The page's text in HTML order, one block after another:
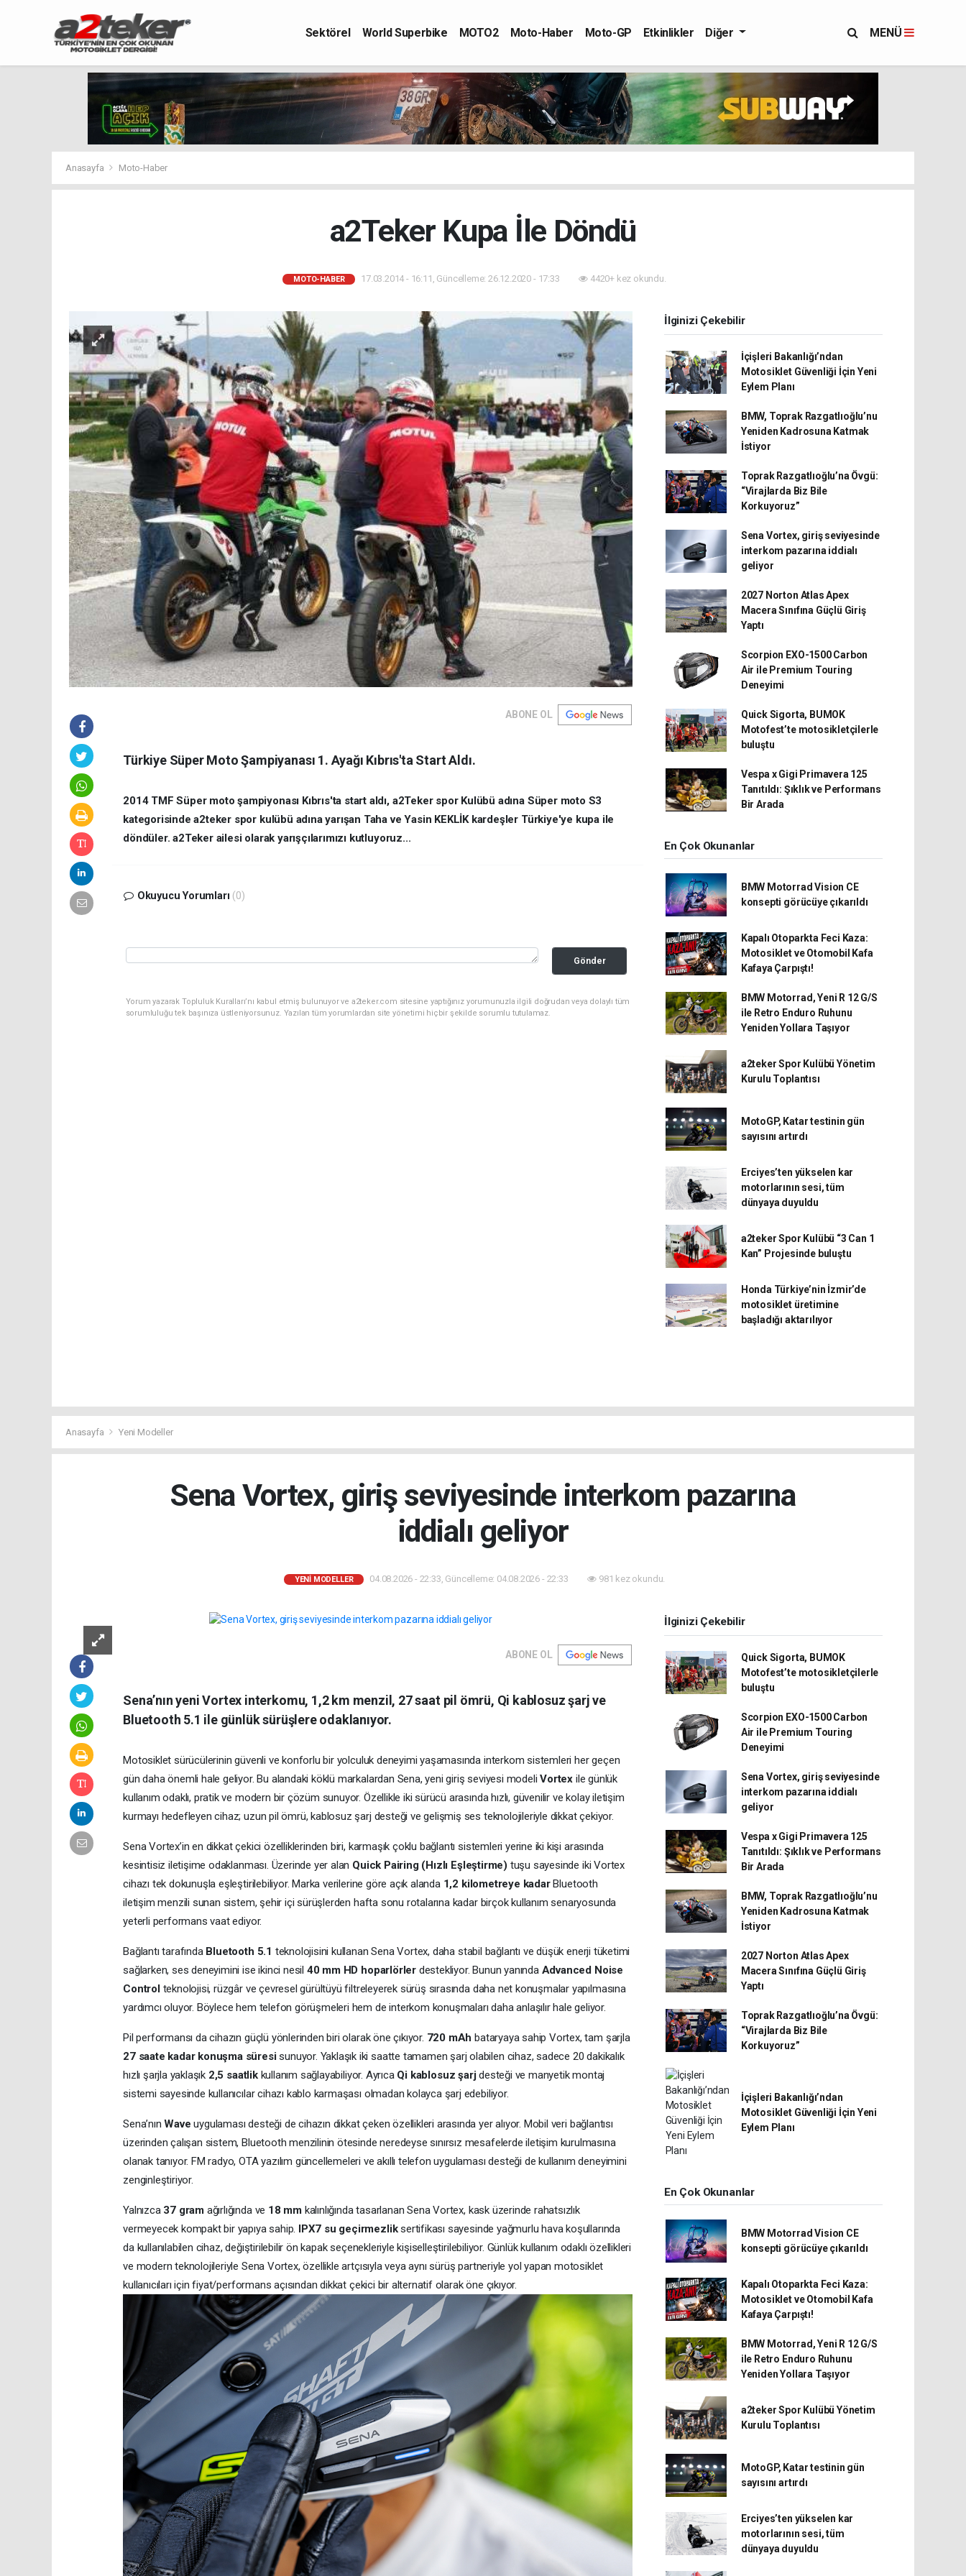
Sektörel World Superbike MOTO2 Moto-Haber Moto-GP Etkinlikler Diğer MENÜ
Anasayfa Moto-Haber
a2Teker Kupa İle Döndü
MOTO-HABER 17.03.2014 - 16:11, Güncelleme: 26.12.2020 - 17:33 4420+ kez okundu.
ABONE OL
Türkiye Süper Moto Şampiyanası 1. Ayağı Kıbrıs'ta Start Aldı.
2014 TMF Süper moto şampiyonası Kıbrıs'ta start aldı, a2Teker spor Kulübü adına Süper moto S3
kategorisinde a2teker spor kulübü adına yarışan Taha ve Yasin KEKLİK kardeşler Türkiye'ye kupa ile
döndüler. a2Teker ailesi olarak yarışçılarımızı kutluyoruz...
Okuyucu Yorumları (0)
Gönder
Yorum yazarak Topluluk Kuralları’nı kabul etmiş bulunuyor ve a2teker.com sitesine yaptığınız yorumunuzla ilgili doğrudan veya dolaylı tüm
sorumluluğu tek başınıza üstleniyorsunuz. Yazılan tüm yorumlardan site yönetimi hiçbir şekilde sorumlu tutulamaz.
İlginizi Çekebilir
İçişleri Bakanlığı’ndan
Motosiklet Güvenliği İçin Yeni
Eylem Planı
BMW, Toprak Razgatlıoğlu’nu
Yeniden Kadrosuna Katmak
İstiyor
Toprak Razgatlıoğlu’na Övgü:
“Virajlarda Biz Bile
Korkuyoruz”
Sena Vortex, giriş seviyesinde
interkom pazarına iddialı
geliyor
2027 Norton Atlas Apex
Macera Sınıfına Güçlü Giriş
Yaptı
Scorpion EXO-1500 Carbon
Air ile Premium Touring
Deneyimi
Quick Sigorta, BUMOK
Motofest’te motosikletçilerle
buluştu
Vespa x Gigi Primavera 125
Tanıtıldı: Şıklık ve Performans
Bir Arada
En Çok Okunanlar
BMW Motorrad Vision CE
konsepti görücüye çıkarıldı
Kapalı Otoparkta Feci Kaza:
Motosiklet ve Otomobil Kafa
Kafaya Çarpıştı!
BMW Motorrad, Yeni R 12 G/S
ile Retro Enduro Ruhunu
Yeniden Yollara Taşıyor
a2teker Spor Kulübü Yönetim
Kurulu Toplantısı
MotoGP, Katar testinin gün
sayısını artırdı
Erciyes’ten yükselen kar
motorlarının sesi, tüm
dünyaya duyuldu
a2teker Spor Kulübü “3 Can 1
Kan” Projesinde buluştu
Honda Türkiye’nin İzmir’de
motosiklet üretimine
başladığı aktarılıyor
Anasayfa Yeni Modeller
Sena Vortex, giriş seviyesinde interkom pazarına
iddialı geliyor
YENI MODELLER 04.08.2026 - 22:33, Güncelleme: 04.08.2026 - 22:33 981 kez okundu.
ABONE OL
Sena’nın yeni Vortex interkomu, 1,2 km menzil, 27 saat pil ömrü, Qi kablosuz şarj ve
Bluetooth 5.1 ile günlük sürüşlere odaklanıyor.
Motosiklet sürücülerinin güvenli ve konforlu bir yolculuk deneyimi yaşamasında interkom sistemleri her geçen
gün daha önemli hale geliyor. Bu alandaki köklü markalardan Sena, yeni giriş seviyesi modeliVortex ile günlük
kullanım odaklı, pratik ve modern bir çözüm sunuyor. Özellikle iki sürücü arasında hızlı, güvenilir ve kolay iletişim
kurmayı hedefleyen cihaz; uzun pil ömrü, kablosuz şarj desteği ve gelişmiş ses teknolojileriyle dikkat çekiyor.
Sena Vortex’in en dikkat çekici özelliklerinden biri, karmaşık çoklu bağlantı sistemleri yerine iki kişi arasında
kesintisiz iletişime odaklanması. Üzerinde yer alan Quick Pairing (Hızlı Eşleştirme) tuşu sayesinde iki Vortex
cihazı tek dokunuşla eşleştirilebiliyor. Marka verilerine göre açık alanda 1,2 kilometreye kadarBluetooth
iletişim menzili sunan sistem, şehir içi sürüşlerden hafta sonu rotalarına kadar birçok kullanım senaryosunda
yeterli performans vaat ediyor.
Bağlantı tarafında Bluetooth 5.1 teknolojisini kullanan Sena Vortex, daha stabil bağlantı ve düşük enerji tüketimi
sağlarken, ses deneyimini ise ikinci nesil 40 mm HD hoparlörler destekliyor. Bunun yanında Advanced Noise
Controlteknolojisi, rüzgâr ve çevresel gürültüyü filtreleyerek sürüş sırasında daha net konuşmalar yapılmasına
yardımcı oluyor. Böylece hem telefon görüşmeleri hem de interkom konuşmaları daha anlaşılır hale geliyor.
Pil performansı da cihazın güçlü yönlerinden biri olarak öne çıkıyor. 720 mAh bataryaya sahip Vortex, tam şarjla
27 saate kadar konuşma süresisunuyor. Yaklaşık iki saatte tamamen şarj olabilen cihaz, sadece 20 dakikalık
hızlı şarjla yaklaşık 2,5 saatlikkullanım sağlayabiliyor. Ayrıca Qi kablosuz şarjdesteği ve manyetik montaj
sistemi sayesinde kullanıcılar cihazı kablo karmaşası olmadan kolayca şarj edebiliyor.
Sena’nınWave uygulaması desteği de cihazın dikkat çeken özellikleri arasında yer alıyor. Mobil veri bağlantısı
üzerinden çalışan sistem, Bluetooth menzilinin ötesinde neredeyse sınırsız mesafelerde iletişim kurulmasına
olanak tanıyor. FM radyo, OTA yazılım güncellemeleri ve akıllı telefon uygulaması desteği de kullanım deneyimini
zenginleştiriyor.
Yalnızca 37 gram ağırlığında ve 18 mm kalınlığında tasarlanan Sena Vortex, kask üzerinde rahatsızlık
vermeyecek kompakt bir yapıya sahip. IPX7 su geçirmezliksertifikası sayesinde yağmurlu hava koşullarında
da kullanılabilen cihaz, değiştirilebilir ön kapak seçenekleriyle kişiselleştirilebiliyor. Günlük kullanım odaklı özellikleri
ve modern teknolojileriyle Sena Vortex, özellikle artçısıyla veya aynı sürüş partneriyle yol yapan motosiklet
kullanıcıları için fiyat/performans açısından dikkat çekici bir alternatif olarak öne çıkıyor.
İlginizi Çekebilir
Quick Sigorta, BUMOK
Motofest’te motosikletçilerle
buluştu
Scorpion EXO-1500 Carbon
Air ile Premium Touring
Deneyimi
Sena Vortex, giriş seviyesinde
interkom pazarına iddialı
geliyor
Vespa x Gigi Primavera 125
Tanıtıldı: Şıklık ve Performans
Bir Arada
BMW, Toprak Razgatlıoğlu’nu
Yeniden Kadrosuna Katmak
İstiyor
2027 Norton Atlas Apex
Macera Sınıfına Güçlü Giriş
Yaptı
Toprak Razgatlıoğlu’na Övgü:
“Virajlarda Biz Bile
Korkuyoruz”
İçişleri Bakanlığı’ndan
Motosiklet Güvenliği İçin Yeni
Eylem Planı
En Çok Okunanlar
BMW Motorrad Vision CE
konsepti görücüye çıkarıldı
Kapalı Otoparkta Feci Kaza:
Motosiklet ve Otomobil Kafa
Kafaya Çarpıştı!
BMW Motorrad, Yeni R 12 G/S
ile Retro Enduro Ruhunu
Yeniden Yollara Taşıyor
a2teker Spor Kulübü Yönetim
Kurulu Toplantısı
MotoGP, Katar testinin gün
sayısını artırdı
Erciyes’ten yükselen kar
motorlarının sesi, tüm
dünyaya duyuldu